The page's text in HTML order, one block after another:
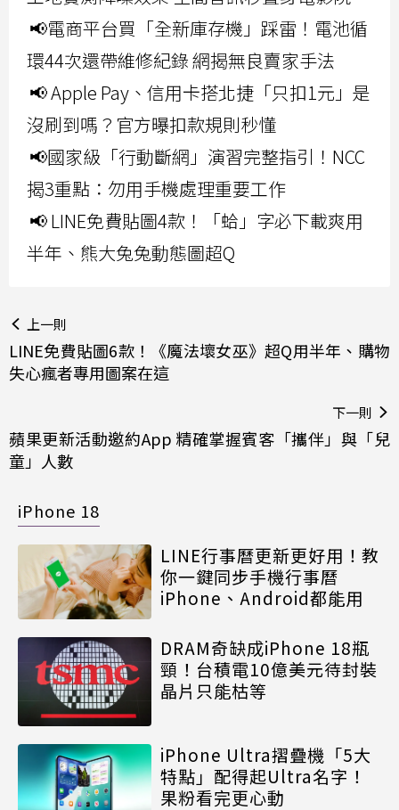
📢電商平台買「全新庫存機」踩雷！電池循
環44次還帶維修紀錄 網揭無良賣家手法
📢 Apple Pay、信用卡搭北捷「只扣1元」是
沒刷到嗎？官方曝扣款規則秒懂
📢國家級「行動斷網」演習完整指引！NCC
揭3重點：勿用手機處理重要工作
📢 LINE免費貼圖4款！「蛤」字必下載爽用
半年、熊大兔兔動態圖超Q
上一則
LINE免費貼圖6款！《魔法壞女巫》超Q用半年、購物
失心瘋者專用圖案在這
下一則
蘋果更新活動邀約App 精確掌握賓客「攜伴」與「兒
童」人數
iPhone 18
LINE行事曆更新更好用！教
你一鍵同步手機行事曆
iPhone、Android都能用
DRAM奇缺成iPhone 18瓶
頸！台積電10億美元待封裝
晶片只能枯等
iPhone Ultra摺疊機「5大
特點」配得起Ultra名字！
果粉看完更心動